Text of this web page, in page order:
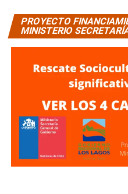
PROYECTO
MINISTERIO